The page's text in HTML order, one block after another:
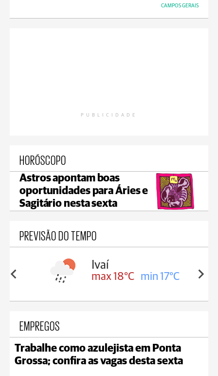
CAMPOS GERAIS
PUBLICIDADE
HORÓSCOPO
Astros apontam boas
oportunidades para Áries e
Sagitário nesta sexta
PREVISÃO DO TEMPO
16°C
Ivaí
max 18°C min 17°C
EMPREGOS
Trabalhe como azulejista em Ponta
Grossa; confira as vagas desta sexta